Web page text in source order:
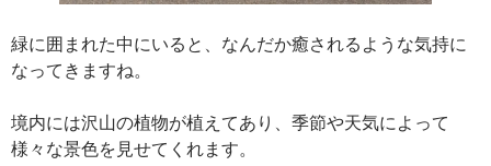
緑に囲まれた中にいると、なんだか癒されるような気持に
なってきますね。
境内には沢山の植物が植えてあり、季節や天気によって
様々な景色を見せてくれます。